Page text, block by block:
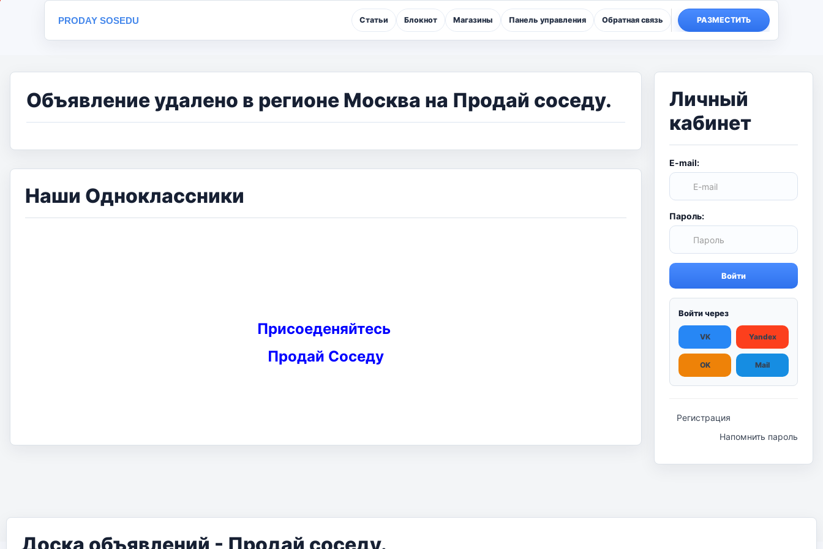
PRODAY SOSEDU Статьи Блокнот Магазины Панель управления Обратная связь РАЗМЕСТИТЬ
Объявление удалено в регионе Москва на Продай соседу.
Наши Одноклассники
Присоеденяйтесь
Продай Соседу
Личный
кабинет
E-mail:
Пароль:
Войти
Войти через
VK Yandex
OK Mail
Регистрация
Напомнить пароль